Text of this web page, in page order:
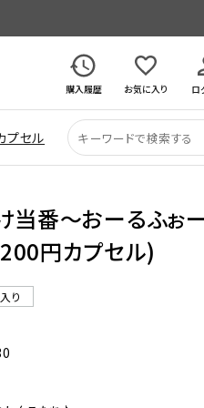
購入履歴
お気に入り ロ
プセル
当番〜おーるふぉ
円カプセル)
り